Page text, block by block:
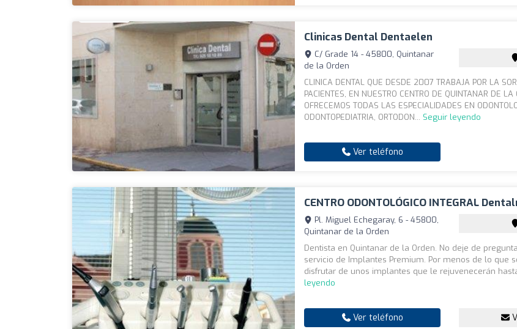
Clinicas Dental Dentaelen
C/ Grade 14 - 45800, Quintanar
de la Orden
CLINICA DENTAL QUE DESDE 2007 TRABAJA POR LA
PACIENTES, EN NUESTRO CENTRO DE QUINTANAR DE LA
OFRECEMOS TODAS LAS ESPECIALIDADES EN
ODONTOPEDIATRIA, ORTODON... Seguir leyendo
Ver teléfono
CENTRO ODONTOLÓGICO INTEGRAL
Pl. Miguel Echegaray, 6 - 45800,
Quintanar de la Orden
Dentista en Quintanar de la Orden. No deje de
servicio de Implantes Premium. Por menos de lo que
disfrutar de unos implantes que le rejuvenecerán
leyendo
Ver teléfono